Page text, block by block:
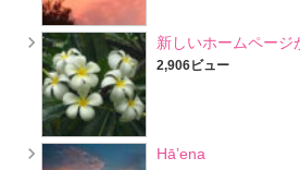
新しいホームページ
2,906ビュー
Hā’ena